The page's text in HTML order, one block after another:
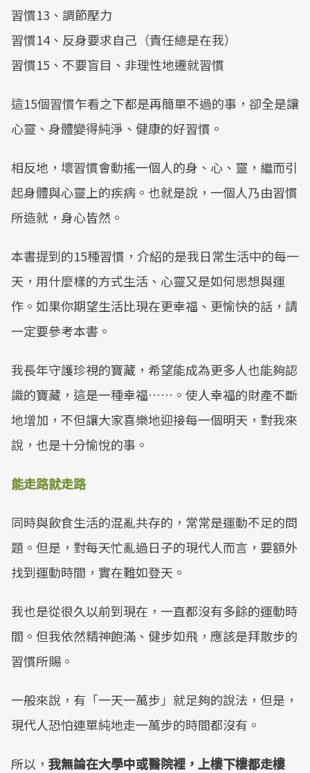
習慣13、調節壓力
習慣14、反身要求自己（責任總是在我）
習慣15、不要盲目、非理性地遷就習慣
這15個習慣乍看之下都是再簡單不過的事，卻全是讓
心靈、身體變得純淨、健康的好習慣。
相反地，壞習慣會動搖一個人的身、心、靈，繼而引
起身體與心靈上的疾病。也就是說，一個人乃由習慣
所造就，身心皆然。
本書提到的15種習慣，介紹的是我日常生活中的每一
天，用什麼樣的方式生活、心靈又是如何思想與運
作。如果你期望生活比現在更幸福、更愉快的話，請
一定要參考本書。
我長年守護珍視的寶藏，希望能成為更多人也能夠認
識的寶藏，這是一種幸福……。使人幸福的財產不斷
地增加，不但讓大家喜樂地迎接每一個明天，對我來
說，也是十分愉悅的事。
能走路就走路
同時與飲食生活的混亂共存的，常常是運動不足的問
題。但是，對每天忙亂過日子的現代人而言，要額外
找到運動時間，實在難如登天。
我也是從很久以前到現在，一直都沒有多餘的運動時
間。但我依然精神飽滿、健步如飛，應該是拜散步的
習慣所賜。
一般來說，有「一天一萬步」就足夠的說法，但是，
現代人恐怕連單純地走一萬步的時間都沒有。
所以， 我無論在大學中或醫院裡，上樓下樓都走樓